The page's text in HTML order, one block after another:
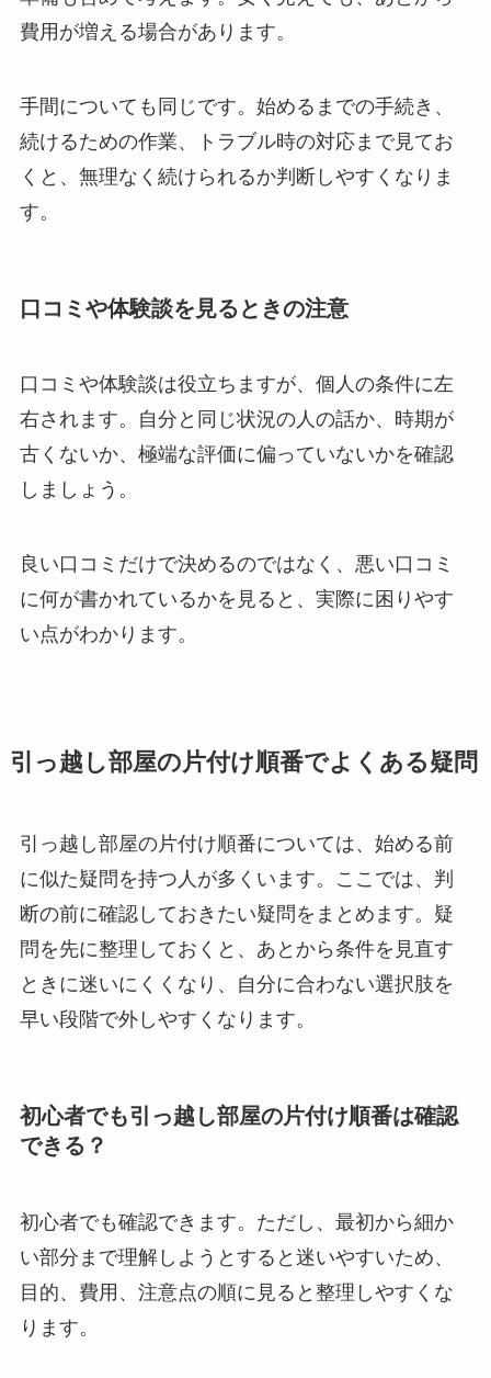
費用が増える場合があります。
手間についても同じです。始めるまでの手続き、
続けるための作業、トラブル時の対応まで見てお
くと、無理なく続けられるか判断しやすくなりま
す。
口コミや体験談を見るときの注意
口コミや体験談は役立ちますが、個人の条件に左
右されます。自分と同じ状況の人の話か、時期が
古くないか、極端な評価に偏っていないかを確認
しましょう。
良い口コミだけで決めるのではなく、悪い口コミ
に何が書かれているかを見ると、実際に困りやす
い点がわかります。
引っ越し部屋の片付け順番でよくある疑問
引っ越し部屋の片付け順番については、始める前
に似た疑問を持つ人が多くいます。ここでは、判
断の前に確認しておきたい疑問をまとめます。疑
問を先に整理しておくと、あとから条件を見直す
ときに迷いにくくなり、自分に合わない選択肢を
早い段階で外しやすくなります。
初心者でも引っ越し部屋の片付け順番は確認
できる？
初心者でも確認できます。ただし、最初から細か
い部分まで理解しようとすると迷いやすいため、
目的、費用、注意点の順に見ると整理しやすくな
ります。